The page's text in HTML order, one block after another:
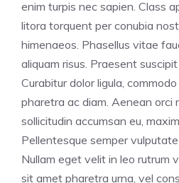
enim turpis nec sapien. Class
litora torquent per conubia
himenaeos. Phasellus vitae
aliquam risus. Praesent
Curabitur dolor ligula,
pharetra ac diam. Aenean orci
sollicitudin accumsan eu,
Pellentesque semper
Nullam eget velit in leo rutrum
sit amet pharetra urna, vel